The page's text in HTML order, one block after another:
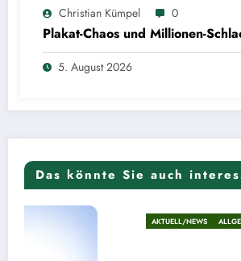
Christian Kümpel 0
Plakat-Chaos und Millionen-
5. August 2026
Das könnte Sie auch
ALLGEMEIN NEWS